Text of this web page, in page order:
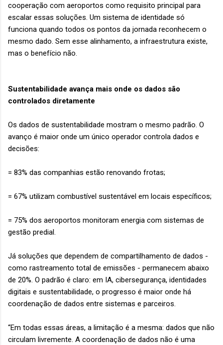
cooperação com aeroportos como requisito principal para
escalar essas soluções. Um sistema de identidade só
funciona quando todos os pontos da jornada reconhecem o
mesmo dado. Sem esse alinhamento, a infraestrutura existe,
mas o benefício não.
Sustentabilidade avança mais onde os dados são
controlados diretamente
Os dados de sustentabilidade mostram o mesmo padrão. O
avanço é maior onde um único operador controla dados e
decisões:
= 83% das companhias estão renovando frotas;
= 67% utilizam combustível sustentável em locais específicos;
= 75% dos aeroportos monitoram energia com sistemas de
gestão predial.
Já soluções que dependem de compartilhamento de dados -
como rastreamento total de emissões - permanecem abaixo
de 20%. O padrão é claro: em IA, cibersegurança, identidades
digitais e sustentabilidade, o progresso é maior onde há
coordenação de dados entre sistemas e parceiros.
“Em todas essas áreas, a limitação é a mesma: dados que não
circulam livremente. A coordenação de dados não é uma